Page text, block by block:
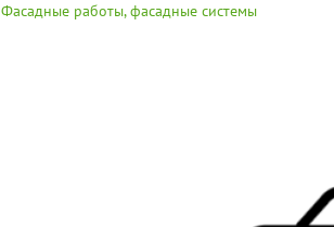
Фасадные работы, фасадные системы